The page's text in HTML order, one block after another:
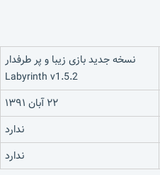
نسخه جدید بازی زیبا و پر طرفدار
Labyrinth v1.5.2
۲۲ آبان ۱۳۹۱
ندارد
ندارد